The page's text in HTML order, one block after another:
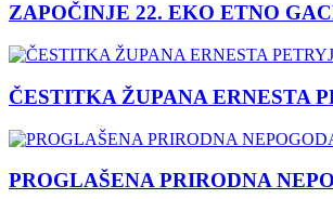
ZAPOČINJE 22. EKO ETNO
ČESTITKA ŽUPANA ERNESTA
PROGLAŠENA PRIRODNA